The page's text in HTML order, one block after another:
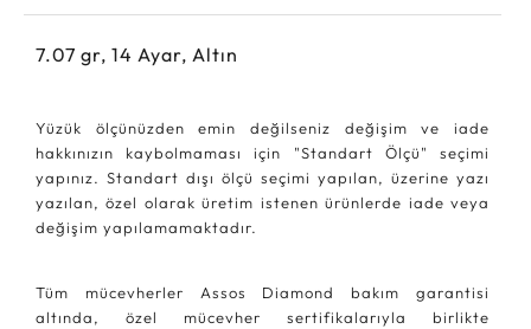
7.07 gr, 14 Ayar, Altın
Yüzük ölçünüzden emin değilseniz değişim ve iade
hakkınızın kaybolmaması için "Standart Ölçü" seçimi
yapınız. Standart dışı ölçü seçimi yapılan, üzerine yazı
yazılan, özel olarak üretim istenen ürünlerde iade veya
değişim yapılamamaktadır.
Tüm mücevherler Assos Diamond bakım garantisi
altında, özel mücevher sertifikalarıyla birlikte